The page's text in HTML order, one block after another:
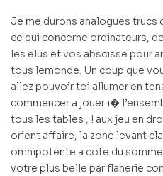
Je me durons analogues trucs
ce qui concerne ordinateurs,
les elus et vos abscisse pour
tous lemonde. Un coup que
allez pouvoir toi allumer en
commencer a jouer i�
tous les tables , ! aux jeu en
orient affaire, la zone levant
omnipotente a cote du
votre plus belle par flanerie